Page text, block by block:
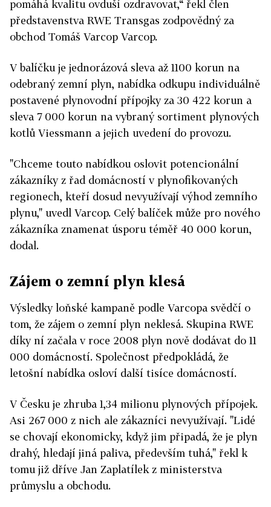
pomáhá kvalitu ovduší ozdravovat,“ řekl člen
představenstva RWE Transgas zodpovědný za
obchod Tomáš Varcop Varcop.
V balíčku je jednorázová sleva až 1100 korun na
odebraný zemní plyn, nabídka odkupu individuálně
postavené plynovodní přípojky za 30 422 korun a
sleva 7 000 korun na vybraný sortiment plynových
kotlů Viessmann a jejich uvedení do provozu.
"Chceme touto nabídkou oslovit potencionální
zákazníky z řad domácností v plynofikovaných
regionech, kteří dosud nevyužívají výhod zemního
plynu," uvedl Varcop. Celý balíček může pro nového
zákazníka znamenat úsporu téměř 40 000 korun,
dodal.
Zájem o zemní plyn klesá
Výsledky loňské kampaně podle Varcopa svědčí o
tom, že zájem o zemní plyn neklesá. Skupina RWE
díky ní začala v roce 2008 plyn nově dodávat do 11
000 domácností. Společnost předpokládá, že
letošní nabídka osloví další tisíce domácností.
V Česku je zhruba 1,34 milionu plynových přípojek.
Asi 267 000 z nich ale zákazníci nevyužívají. "Lidé
se chovají ekonomicky, když jim připadá, že je plyn
drahý, hledají jiná paliva, především tuhá," řekl k
tomu již dříve Jan Zaplatílek z ministerstva
průmyslu a obchodu.